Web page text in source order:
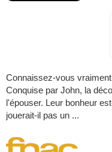
Connaissez-vous
Conquise par John, la
l'épouser. Leur bonheur
jouerait-il pas un ...